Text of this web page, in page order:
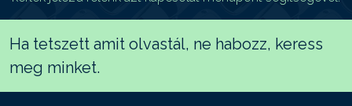
Ha tetszett amit olvastál, ne habozz, keress
meg minket.